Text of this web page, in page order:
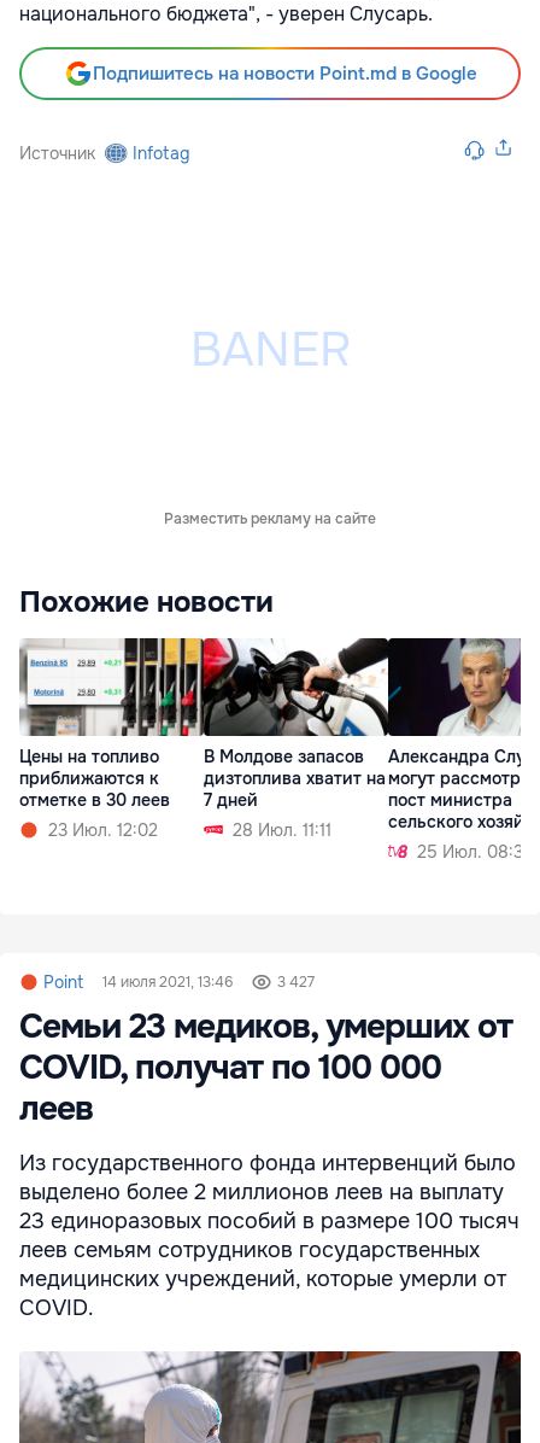
национального бюджета", - уверен Слусарь.
Подпишитесь на новости Point.md в Google
Источник Infotag
Разместить рекламу на сайте
Похожие новости
Цены на топливо
приближаются к
отметке в 30 леев
23 Июл. 12:02
В Молдове запасов
дизтоплива хватит на
7 дней
28 Июл. 11:11
Александра
могут
пост министра
сельского
25 Июл. 08:36
Point 14 июля 2021, 13:46 3 427
Семьи 23 медиков, умерших от
COVID, получат по 100 000
леев
Из государственного фонда интервенций было
выделено более 2 миллионов леев на выплату
23 единоразовых пособий в размере 100 тысяч
леев семьям сотрудников государственных
медицинских учреждений, которые умерли от
COVID.